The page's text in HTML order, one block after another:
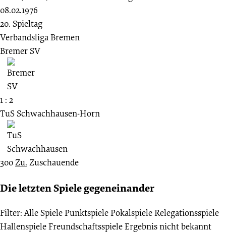
08.02.1976
20. Spieltag
Verbandsliga Bremen
Bremer SV
1 : 2
TuS Schwachhausen-Horn
300Zu. Zuschauende
Die letzten Spiele gegeneinander
Filter: Alle SpielePunktspielePokalspieleRelegationsspiele
HallenspieleFreundschaftsspieleErgebnis nicht bekannt